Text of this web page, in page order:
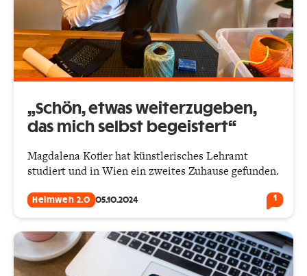
„Schön, etwas weiterzugeben,
das mich selbst begeistert“
Magdalena Kofler hat künstlerisches Lehramt
studiert und in Wien ein zweites Zuhause gefunden.
Heimweh 2.0 05.10.2024 1